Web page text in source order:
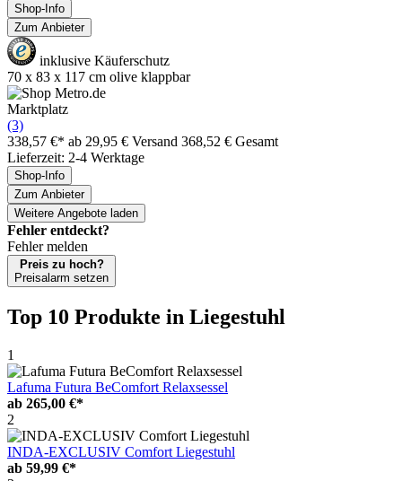
Shop-Info
Zum Anbieter
inklusive Käuferschutz
70 x 83 x 117 cm olive klappbar
Marktplatz
(3)
338,57 €* ab 29,95 € Versand 368,52 € Gesamt
Lieferzeit: 2-4 Werktage
Shop-Info
Zum Anbieter
Weitere Angebote laden
Fehler entdeckt?
Fehler melden
Preis zu hoch?
Preisalarm setzen
Top 10 Produkte in Liegestuhl
1
Lafuma Futura BeComfort Relaxsessel
ab 265,00 €*
2
INDA-EXCLUSIV Comfort Liegestuhl
ab 59,99 €*